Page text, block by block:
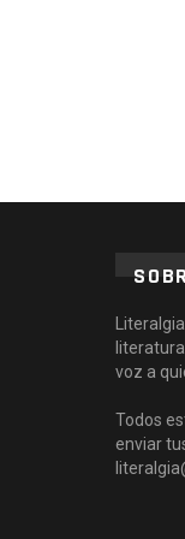
voz a
Todos
enviar